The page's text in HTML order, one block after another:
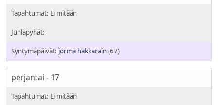
jorma hakkarain(67)
perjantai - 17